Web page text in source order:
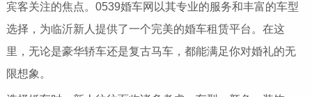
宾客关注的焦点。0539婚车网以其专业的服务和丰富的车型
选择，为临沂新人提供了一个完美的婚车租赁平台。在这
里，无论是豪华轿车还是复古马车，都能满足你对婚礼的无
限想象。